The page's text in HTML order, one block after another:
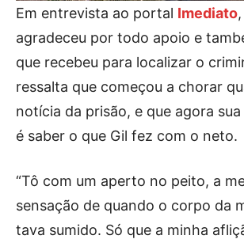
Em entrevista ao portal Imediato
agradeceu por todo apoio e
que recebeu para localizar o
ressalta que começou a chorar
notícia da prisão, e que agora
é saber o que Gil fez com o neto.
“Tô com um aperto no peito, a
sensação de quando o corpo da
tava sumido. Só que a minha